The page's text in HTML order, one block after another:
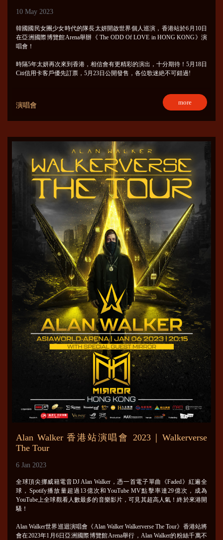
10 May 2023
韓國國民女團少女時代的隊長太妍開啟世界個人巡演，香港站於6月10日
在亞洲國際博覽館Arena舉辦《 The ODD Of LOVE in HONG KONG》演
唱會！
時隔5年太妍再次來到香港，相信會有更精彩的演出，十分期待！5月18日
Citi信用卡客戶優先訂票，5月23日公開發售，各位歌迷絶不可錯過!
演唱會 more
Alan Walker 香港站演唱會 2023｜Walkerverse
The Tour
6 Jan 2023
全球頂尖挪威籍電音DJ Alan Walker，憑一首電子單曲《Faded》紅遍全
球，Spotify播放量超過13億次和YouTube MV點擊率達29億次，成為
YouTube上全球觀看人數最多的音樂影片，可見其超高人氣！終於來港開
騷！
Alan Walker世界巡迴演唱會《Alan Walker Walkerverse The Tour》香港站將
會在2023年1月6日亞洲國際博覽館Arena舉行，Alan Walker的粉絲千萬不